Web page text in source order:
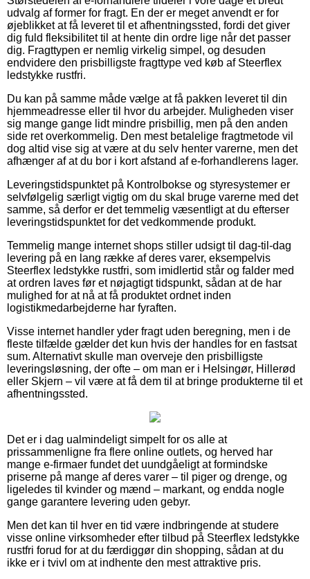
udvalg af former for fragt. En der er meget anvendt er for
øjeblikket at få leveret til et afhentningssted, fordi det giver
dig fuld fleksibilitet til at hente din ordre lige når det passer
dig. Fragttypen er nemlig virkelig simpel, og desuden
endvidere den prisbilligste fragttype ved køb af Steerflex
ledstykke rustfri.
Du kan på samme måde vælge at få pakken leveret til din
hjemmeadresse eller til hvor du arbejder. Muligheden viser
sig mange gange lidt mindre prisbillig, men på den anden
side ret overkommelig. Den mest betalelige fragtmetode vil
dog altid vise sig at være at du selv henter varerne, men det
afhænger af at du bor i kort afstand af e-forhandlerens lager.
Leveringstidspunktet på Kontrolbokse og styresystemer er
selvfølgelig særligt vigtig om du skal bruge varerne med det
samme, så derfor er det temmelig væsentligt at du efterser
leveringstidspunktet for det vedkommende produkt.
Temmelig mange internet shops stiller udsigt til dag-til-dag
levering på en lang række af deres varer, eksempelvis
Steerflex ledstykke rustfri, som imidlertid står og falder med
at ordren laves før et nøjagtigt tidspunkt, sådan at de har
mulighed for at nå at få produktet ordnet inden
logistikmedarbejderne har fyraften.
Visse internet handler yder fragt uden beregning, men i de
fleste tilfælde gælder det kun hvis der handles for en fastsat
sum. Alternativt skulle man overveje den prisbilligste
leveringsløsning, der ofte – om man er i Helsingør, Hillerød
eller Skjern – vil være at få dem til at bringe produkterne til et
afhentningssted.
Det er i dag ualmindeligt simpelt for os alle at
prissammenligne fra flere online outlets, og herved har
mange e-firmaer fundet det uundgåeligt at formindske
priserne på mange af deres varer – til piger og drenge, og
ligeledes til kvinder og mænd – markant, og endda nogle
gange garantere levering uden gebyr.
Men det kan til hver en tid være indbringende at studere
visse online virksomheder efter tilbud på Steerflex ledstykke
rustfri forud for at du færdiggør din shopping, sådan at du
ikke er i tvivl om at indhente den mest attraktive pris.